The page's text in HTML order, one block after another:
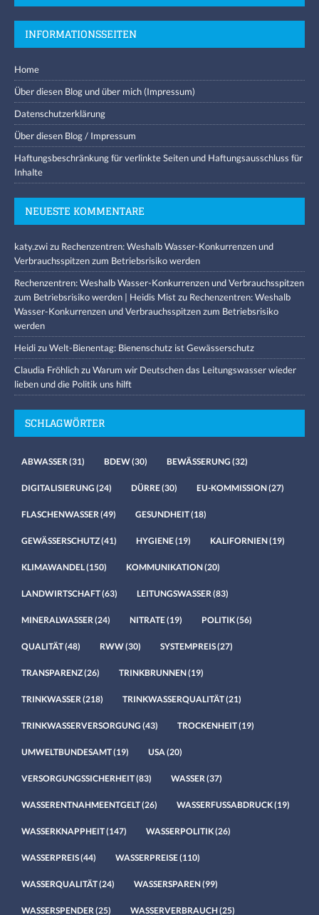
INFORMATIONSSEITEN
Home
Über diesen Blog und über mich (Impressum)
Datenschutzerklärung
Über diesen Blog / Impressum
Haftungsbeschränkung für verlinkte Seiten und Haftungsausschluss für
Inhalte
NEUESTE KOMMENTARE
katy.zwizu Rechenzentren: Weshalb Wasser-Konkurrenzen und
Verbrauchsspitzen zum Betriebsrisiko werden
Rechenzentren: Weshalb Wasser-Konkurrenzen und Verbrauchsspitzen
zum Betriebsrisiko werden | Heidis Mistzu Rechenzentren: Weshalb
Wasser-Konkurrenzen und Verbrauchsspitzen zum Betriebsrisiko
werden
HeidizuWelt-Bienentag: Bienenschutz ist Gewässerschutz
Claudia FröhlichzuWarum wir Deutschen das Leitungswasser wieder
lieben und die Politik uns hilft
SCHLAGWÖRTER
ABWASSER(31) BDEW(30) BEWÄSSERUNG (32)
DIGITALISIERUNG (24) DÜRRE(30) EU-KOMMISSION(27)
FLASCHENWASSER(49) GESUNDHEIT(18)
GEWÄSSERSCHUTZ(41) HYGIENE(19) KALIFORNIEN(19)
KLIMAWANDEL(150) KOMMUNIKATION(20)
LANDWIRTSCHAFT(63) LEITUNGSWASSER(83)
MINERALWASSER(24) NITRATE(19) POLITIK(56)
QUALITÄT(48) RWW(30) SYSTEMPREIS(27)
TRANSPARENZ(26) TRINKBRUNNEN(19)
TRINKWASSER(218) TRINKWASSERQUALITÄT(21)
TRINKWASSERVERSORGUNG (43) TROCKENHEIT(19)
UMWELTBUNDESAMT(19) USA(20)
VERSORGUNGSSICHERHEIT(83) WASSER(37)
WASSERENTNAHMEENTGELT(26) WASSERFUSSABDRUCK(19)
WASSERKNAPPHEIT(147) WASSERPOLITIK(26)
WASSERPREIS(44) WASSERPREISE(110)
WASSERQUALITÄT(24) WASSERSPAREN(99)
WASSERSPENDER(25) WASSERVERBRAUCH(25)